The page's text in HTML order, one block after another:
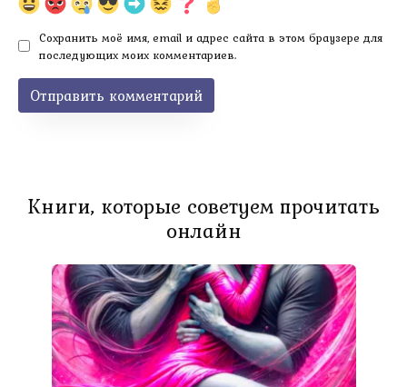
Сохранить моё имя, email и адрес сайта в этом браузере для
последующих моих комментариев.
Книги, которые советуем прочитать
онлайн